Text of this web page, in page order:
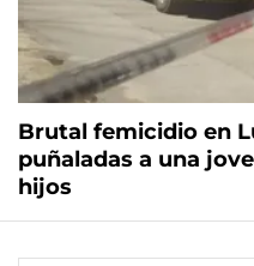
Brutal femicidio en
puñaladas a una
hijos